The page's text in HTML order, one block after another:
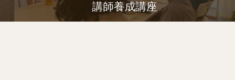
講師養成講座